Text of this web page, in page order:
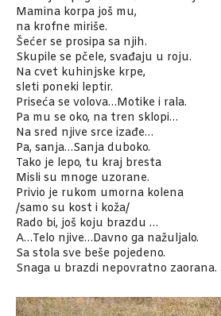
Mamina korpa još mu,
na krofne miriše.
Šećer se prosipa sa njih.
Skupile se pčele, svađaju u roju.
Na cvet kuhinjske krpe,
sleti poneki leptir.
Priseća se volova…Motike i rala.
Pa mu se oko, na tren sklopi…
Na sred njive srce izađe…
Pa, sanja…Sanja duboko.
Tako je lepo, tu kraj bresta
Misli su mnoge uzorane.
Privio je rukom umorna kolena
/samo su kost i koža/
Rado bi, još koju brazdu …
A…Telo njive…Davno ga nažuljalo.
Sa stola sve beše pojedeno.
Snaga u brazdi nepovratno zaorana.